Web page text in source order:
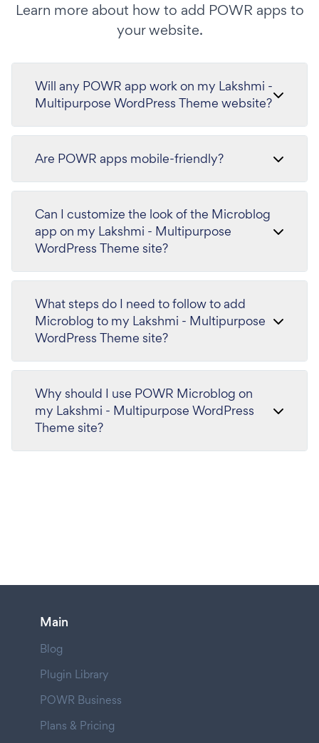
Learn more about how to add POWR apps to
your website.
Will any POWR app work on my Lakshmi -
Multipurpose WordPress Theme website?
Are POWR apps mobile-friendly?
Can I customize the look of the Microblog
app on my Lakshmi - Multipurpose
WordPress Theme site?
What steps do I need to follow to add
Microblog to my Lakshmi - Multipurpose
WordPress Theme site?
Why should I use POWR Microblog on
my Lakshmi - Multipurpose WordPress
Theme site?
Main
Blog
Plugin Library
POWR Business
Plans & Pricing